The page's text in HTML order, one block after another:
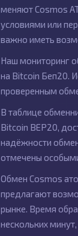
меняют Cosmos
условиями или
важно иметь
Наш мониторинг
на Bitcoin Беп20.
проверенным
В таблице
Bitcoin BEP20,
надёжности
отмечены
Обмен Cosmos
предлагают
рынке. Время
нескольких